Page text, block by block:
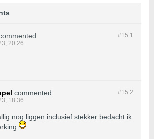
#15.1
20:26
#15.2
commented
18:36
nog liggen inclusief stekker bedacht ik